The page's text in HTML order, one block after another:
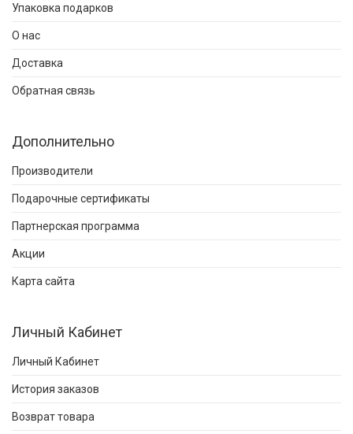
Упаковка подарков
О нас
Доставка
Обратная связь
Дополнительно
Производители
Подарочные сертификаты
Партнерская программа
Акции
Карта сайта
Личный Кабинет
Личный Кабинет
История заказов
Возврат товара